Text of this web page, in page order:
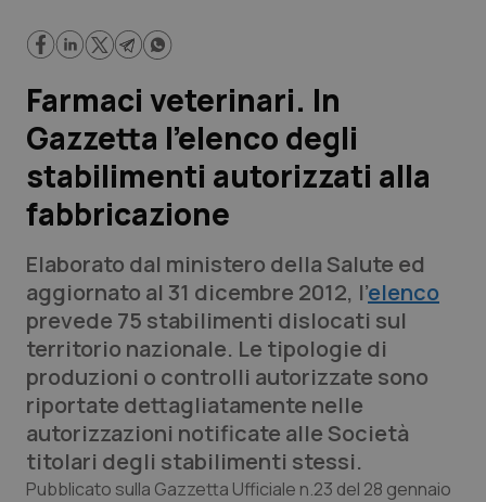
Regioni e Asl
Lavoro e Professioni
Scienza e Farmaci
Studi e Analisi
Lettere al direttore
Edizioni Regionali
QS Pro
Professionisti Sanitari.AI
Abruzzo
QS Pro Gold
Farmaci veterinari. In
Gazzetta l’elenco degli
stabilimenti autorizzati alla
fabbricazione
Elaborato dal ministero della Salute ed
aggiornato al 31 dicembre 2012, l’elenco
prevede 75 stabilimenti dislocati sul
territorio nazionale. Le tipologie di
produzioni o controlli autorizzate sono
riportate dettagliatamente nelle
autorizzazioni notificate alle Società
titolari degli stabilimenti stessi.
Pubblicato sulla Gazzetta Ufficiale n.23 del 28 gennaio